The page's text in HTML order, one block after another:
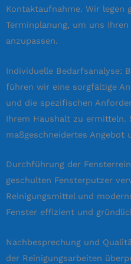
Kontaktaufnahme. Wir legen
Terminplanung, um uns
anzupassen.
Individuelle Bedarfsanalyse:
führen wir eine sorgfältige
und die spezifischen
Ihrem Haushalt zu ermitteln.
maßgeschneidertes Angebot
Durchführung der
geschulten Fensterputzer
Reinigungsmittel und
Fenster effizient und
Nachbesprechung und
der Reinigungsarbeiten